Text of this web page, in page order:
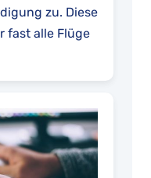
zu. Diese
fast alle Flüge